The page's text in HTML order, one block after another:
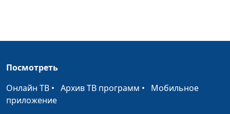
Благословения омовения
Посмотреть
Онлайн ТВ • Архив ТВ программ • Мобильное
приложение